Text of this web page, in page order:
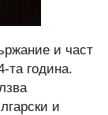
и част
та година.
и